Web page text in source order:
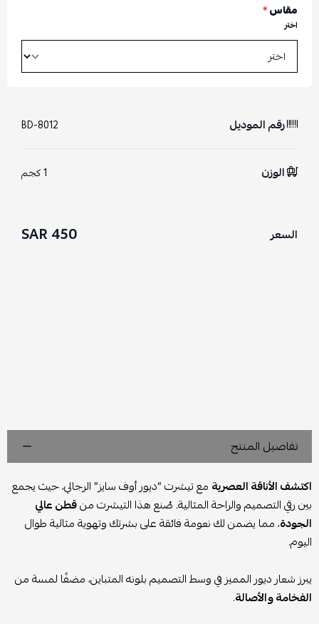
مقاس*
اختر
رقم الموديل BD-8012
الوزن 1 كجم
السعر 450 SAR
تفاصيل المنتج
اكتشف الأناقة العصرية مع تيشرت “ديور أوف سايز” الرجالي، حيث يجمع
بين رقي التصميم والراحة المثالية. صُنع هذا التيشرت منقطن عالي
الجودة، مما يضمن لك نعومة فائقة على بشرتك وتهوية مثالية طوال
اليوم.
يبرز شعار ديور المميز في وسط التصميم بلونه المتباين، مضفًا لمسة من
الفخامة والأصالة.